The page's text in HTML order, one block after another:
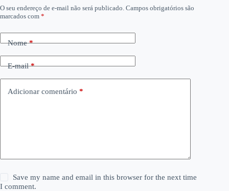
O seu endereço de e-mail não será publicado. Campos obrigatórios são
marcados com *
Nome*
E-mail*
Adicionar comentário *
Save my name and email in this browser for the next time
I comment.